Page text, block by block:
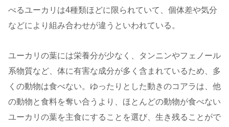
べるユーカリは4種類ほどに限られていて、個体差や気分
などにより組み合わせが違うといわれている。
ユーカリの葉には栄養分が少なく、タンニンやフェノール
系物質など、体に有害な成分が多く含まれているため、多
くの動物は食べない。ゆったりとした動きのコアラは、他
の動物と食料を奪い合うより、ほとんどの動物が食べない
ユーカリの葉を主食にすることを選び、生き残ることがで